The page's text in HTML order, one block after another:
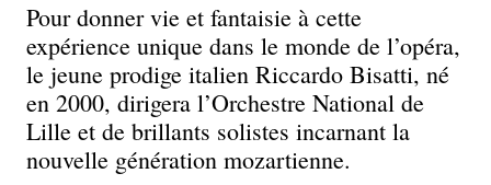
Pour donner vie et fantaisie à cette
expérience unique dans le monde de l’opéra,
le jeune prodige italien Riccardo Bisatti, né
en 2000, dirigera l’Orchestre National de
Lille et de brillants solistes incarnant la
nouvelle génération mozartienne.